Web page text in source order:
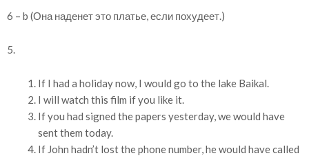
6 – b (Она наденет это платье, если похудеет.)
5.
If I had a holiday now, I would go to the lake Baikal.
I will watch this film if you like it.
If you had signed the papers yesterday, we would have
sent them today.
If John hadn’t lost the phone number, he would have called